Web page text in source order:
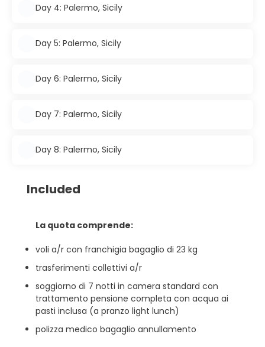
Day 4: Palermo, Sicily
Day 5: Palermo, Sicily
Day 6: Palermo, Sicily
Day 7: Palermo, Sicily
Day 8: Palermo, Sicily
Included
La quota comprende:
voli a/r con franchigia bagaglio di 23 kg
trasferimenti collettivi a/r
soggiorno di 7 notti in camera standard con
trattamento pensione completa con acqua ai
pasti inclusa (a pranzo light lunch)
polizza medico bagaglio annullamento